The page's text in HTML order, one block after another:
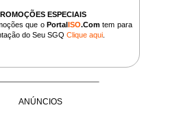
ESPECIAIS
que oPortalISO.Com tem para
do Seu SGQClique aqui
ANÚNCIOS